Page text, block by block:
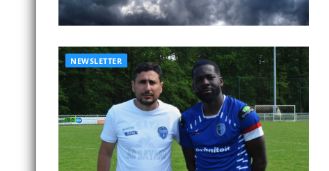
NEWSLETTER